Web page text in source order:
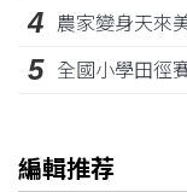
4 農家變身天來
5 全國小學田徑
編輯推荐